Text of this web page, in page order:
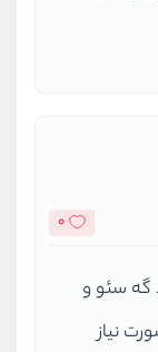
0
گه سئو و
نیاز